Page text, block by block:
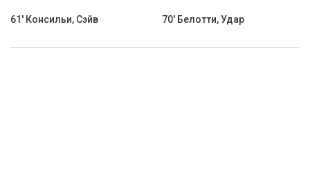
61' Консильи, Сэйв 70' Белотти, Удар